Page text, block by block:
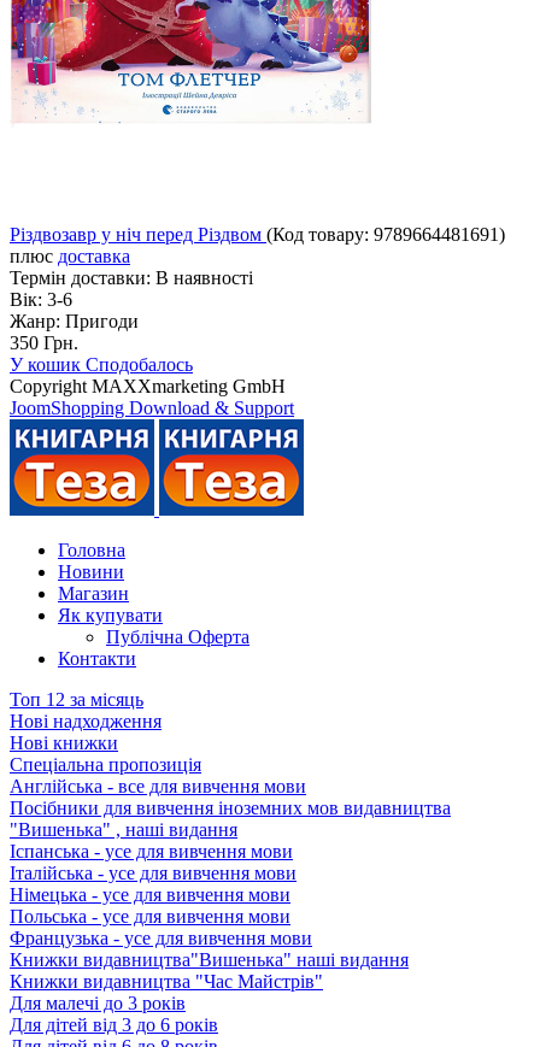
Різдвозавр у ніч перед Різдвом (Код товару: 9789664481691)
плюс доставка
Термін доставки: В наявності
Вік: 3-6
Жанр: Пригоди
350 Грн.
У кошик Сподобалось
Copyright MAXXmarketing GmbH
JoomShopping Download & Support
Головна
Новини
Магазин
Як купувати
Публічна Оферта
Контакти
Топ 12 за місяць
Нові надходження
Нові книжки
Спеціальна пропозиція
Англійська - все для вивчення мови
Посібники для вивчення іноземних мов видавництва
"Вишенька" , наші видання
Іспанська - усе для вивчення мови
Італійська - усе для вивчення мови
Німецька - усе для вивчення мови
Польська - усе для вивчення мови
Французька - усе для вивчення мови
Книжки видавництва"Вишенька" наші видання
Книжки видавництва "Час Майстрів"
Для малечі до 3 років
Для дітей від 3 до 6 років